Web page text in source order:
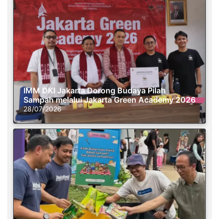
IMM DKI Jakarta Dorong Budaya Pilah
Sampah melalui Jakarta Green Academy 2026
28/07/2026